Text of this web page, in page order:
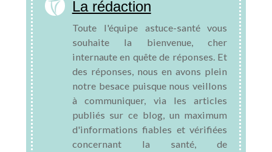
La rédaction
Toute l'équipe astuce-santé vous
souhaite la bienvenue, cher
internaute en quête de réponses. Et
des réponses, nous en avons plein
notre besace puisque nous veillons
à communiquer, via les articles
publiés sur ce blog, un maximum
d'informations fiables et vérifiées
concernant la santé, de